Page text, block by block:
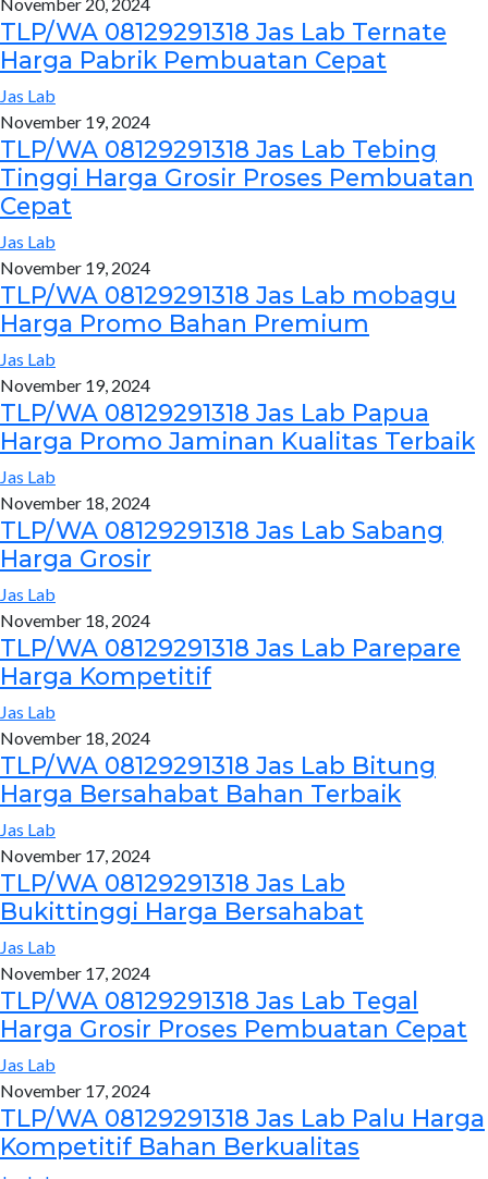
TLP/WA 08129291318 Jas Lab Ternate
Harga Pabrik Pembuatan Cepat
Jas Lab
November 19, 2024
TLP/WA 08129291318 Jas Lab Tebing
Tinggi Harga Grosir Proses Pembuatan
Cepat
Jas Lab
November 19, 2024
TLP/WA 08129291318 Jas Lab mobagu
Harga Promo Bahan Premium
Jas Lab
November 19, 2024
TLP/WA 08129291318 Jas Lab Papua
Harga Promo Jaminan Kualitas Terbaik
Jas Lab
November 18, 2024
TLP/WA 08129291318 Jas Lab Sabang
Harga Grosir
Jas Lab
November 18, 2024
TLP/WA 08129291318 Jas Lab Parepare
Harga Kompetitif
Jas Lab
November 18, 2024
TLP/WA 08129291318 Jas Lab Bitung
Harga Bersahabat Bahan Terbaik
Jas Lab
November 17, 2024
TLP/WA 08129291318 Jas Lab
Bukittinggi Harga Bersahabat
Jas Lab
November 17, 2024
TLP/WA 08129291318 Jas Lab Tegal
Harga Grosir Proses Pembuatan Cepat
Jas Lab
November 17, 2024
TLP/WA 08129291318 Jas Lab Palu Harga
Kompetitif Bahan Berkualitas